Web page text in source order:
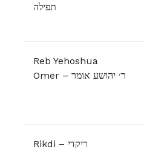
תפילה
Reb Yehoshua
Omer – ר׳ יהושע אומר
Rikdi – ריקדי